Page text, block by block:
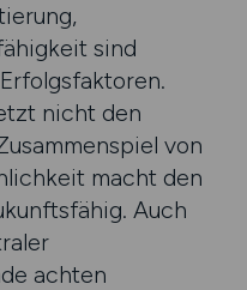
sind
nicht den
von
macht den
Auch
achten